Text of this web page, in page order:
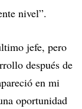
nivel”.
jefe, pero
después de
en mi
oportunidad